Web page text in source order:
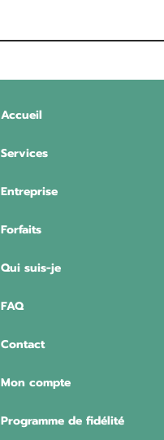
Accueil
Services
Entreprise
Forfaits
Qui suis-je
FAQ
Contact
Mon compte
Programme de fidélité